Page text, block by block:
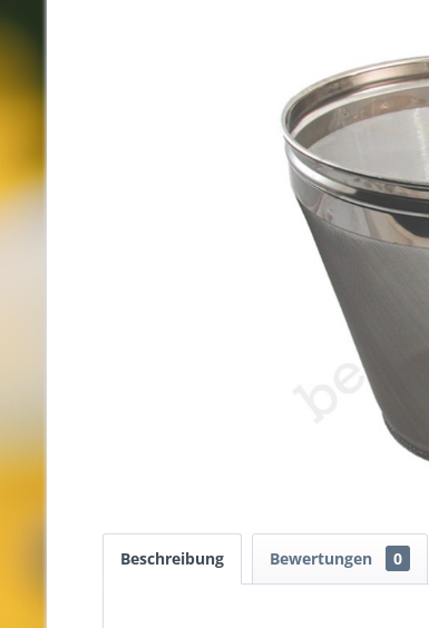
Beschreibung Bewertungen 0